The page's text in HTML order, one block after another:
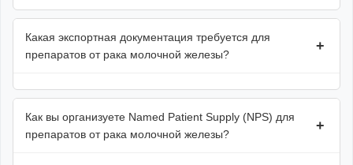
Какая экспортная документация требуется для
препаратов от рака молочной железы?
+
Как вы организуете Named Patient Supply (NPS) для
препаратов от рака молочной железы?
+